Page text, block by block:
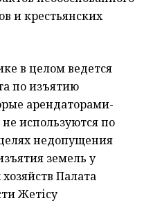
и крестьянских
в целом ведется
по изъятию
арендаторами-
используются по
недопущения
земель у
Палата
Жетісу